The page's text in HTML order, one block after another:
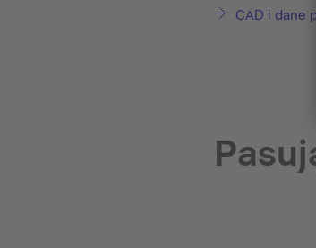
CAD i dane